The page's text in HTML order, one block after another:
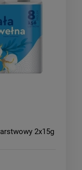
2x15g